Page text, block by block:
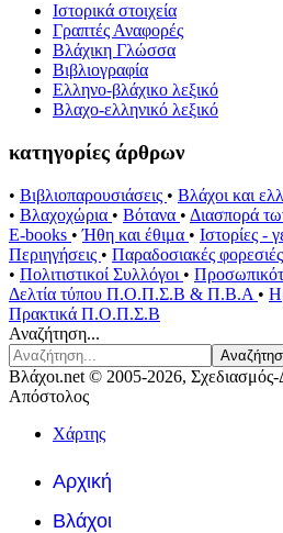
Ιστορικά στοιχεία
Γραπτές Αναφορές
Βλάχικη Γλώσσα
Βιβλιογραφία
Ελληνο-βλάχικο λεξικό
Βλαχο-ελληνικό λεξικό
κατηγορίες άρθρων
• Βιβλιοπαρουσιάσεις • Βλάχοι και
• Βλαχοχώρια • Βότανα • Διασπορά
E-books •Ήθη και έθιμα • Ιστορίες -
Περιηγήσεις • Παραδοσιακές φορεσιές
• Πολιτιστικοί Συλλόγοι •
Δελτία τύπου Π.Ο.Π.Σ.Β & Π.Β.Α •
Πρακτικά Π.Ο.Π.Σ.Β
Αναζήτηση...
Βλάχοι.net © 2005-2026, Σχεδιασμός-
Απόστολος
Χάρτης
Αρχική
Βλάχοι